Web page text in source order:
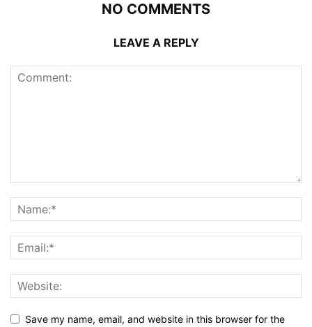
NO COMMENTS
LEAVE A REPLY
Save my name, email, and website in this browser for the